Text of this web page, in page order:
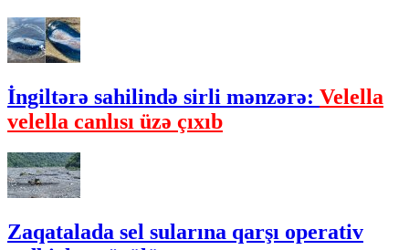
İngiltərə sahilində sirli mənzərə: Velella
velella canlısı üzə çıxıb
Zaqatalada sel sularına qarşı operativ